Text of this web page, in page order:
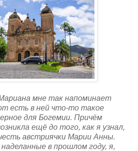
мне так напоминает
есть в ней что-то такое
для Богемии. Причём
ещё до того, как я узнал,
австриячки Марии Анны.
в прошлом году, я,